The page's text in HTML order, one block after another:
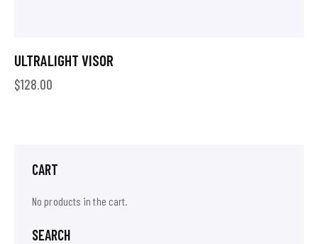
ULTRALIGHT VISOR
$128.00
CART
No products in the cart.
SEARCH